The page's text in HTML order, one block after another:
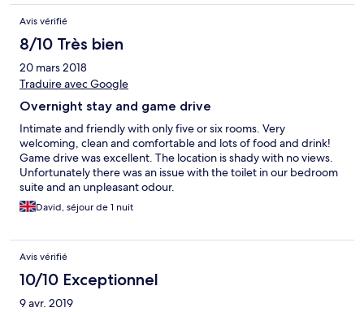
Avis vérifié
8/10 Très bien
20 mars 2018
Traduire avec Google
Overnight stay and game drive
Intimate and friendly with only five or six rooms. Very
welcoming, clean and comfortable and lots of food and drink!
Game drive was excellent. The location is shady with no views.
Unfortunately there was an issue with the toilet in our bedroom
suite and an unpleasant odour.
David, séjour de 1 nuit
Avis vérifié
10/10 Exceptionnel
9 avr. 2019